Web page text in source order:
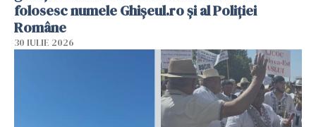
folosesc numele Ghișeul.ro și al Poliției
Române
30 IULIE 2026